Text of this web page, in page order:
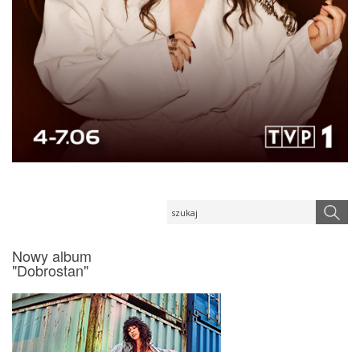
Nowy album
"Dobrostan"